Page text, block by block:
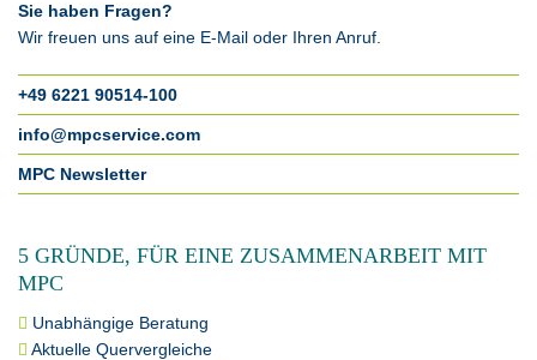
Sie haben Fragen?
Wir freuen uns auf eine E-Mail oder Ihren Anruf.
+49 6221 90514-100
info@mpcservice.com
MPC Newsletter
5 GRÜNDE, FÜR EINE ZUSAMMENARBEIT MIT
MPC
Unabhängige Beratung
Aktuelle Quervergleiche